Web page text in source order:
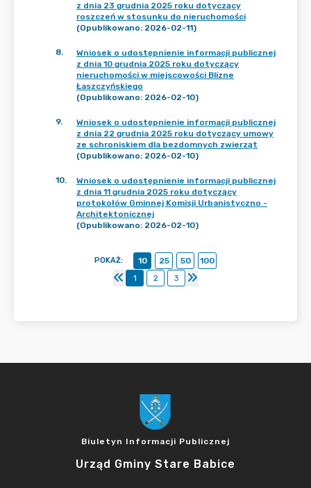
z dnia 23 grudnia 2025 roku dotyczący
roszczeń w stosunku do nieruchomości
(Opublikowano: 2026-02-11)
8.
Wniosek o udostępnienie informacji publicznej
z dnia 10 grudnia 2025 roku dotyczący
nieruchomości w miejscowości Blizne
Łaszczyńskiego
(Opublikowano: 2026-02-10)
9.
Wniosek o udostępnienie informacji publicznej
z dnia 22 grudnia 2025 roku dotyczący umowy
ze schroniskiem dla bezdomnych zwierząt
(Opublikowano: 2026-02-10)
10.
Wniosek o udostępnienie informacji publicznej
z dnia 11 grudnia 2025 roku dotyczący
protokołów Gminnej Komisji Urbanistyczno -
Architektonicznej
(Opublikowano: 2026-02-10)
POKAŻ: 10 25 50
100
1
2 3
Biuletyn Informacji Publicznej
Urząd Gminy Stare Babice